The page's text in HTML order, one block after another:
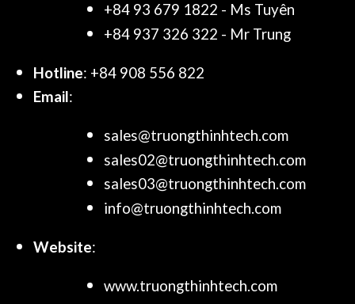
+84 93 679 1822 - Ms Tuyên
+84 937 326 322 - Mr Trung
Hotline: +84 908 556 822
Email:
sales@truongthinhtech.com
sales02@truongthinhtech.com
sales03@truongthinhtech.com
info@truongthinhtech.com
Website:
www.truongthinhtech.com